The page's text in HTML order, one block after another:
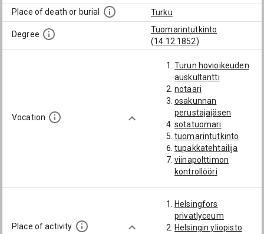
Place of death or burial
Turku
Degree
Tuomarintutkinto
(14.12.1852)
Vocation
Turun hovioikeuden
auskultantti
notaari
osakunnan
perustajajäsen
sotatuomari
tuomarintutkinto
tupakkatehtailija
viinapolttimon
kontrollööri
Place of activity
Helsingfors
privatlyceum
Helsingin yliopisto